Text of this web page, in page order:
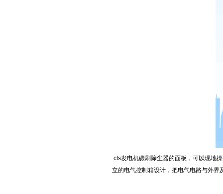
cfs发电机碳刷除尘器的面板，可以现地
立的电气控制箱设计，把电气电路与外界